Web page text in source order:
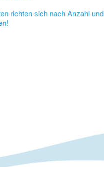
richten sich nach Anzahl und